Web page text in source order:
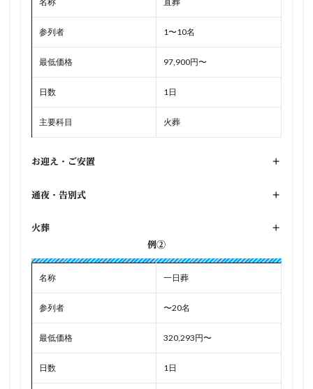
参列者 1〜10名
最低価格 97,900円〜
日数 1日
主要科目 火葬
お迎え・ご安置 +
通夜・告別式 +
火葬
+
例②
名称 一日葬
参列者 〜20名
最低価格 320,293円〜
日数 1日